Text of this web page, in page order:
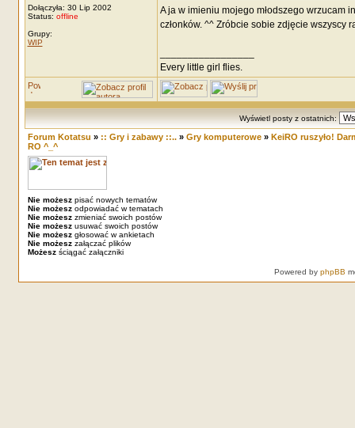
Dołączyła: 30 Lip 2002
Status: offline
Grupy:
WIP
A ja w imieniu mojego młodszego wrzucam
członków. ^^ Zróbcie sobie zdjęcie wszyscy
Every little girl flies.
Wyświetl posty z ostatnich:
Forum Kotatsu » :: Gry i zabawy ::..» Gry komputerowe» KeiRO ruszyło!
RO ^_^
Nie możeszpisać nowych tematów
Nie możeszodpowiadać w tematach
Nie możeszzmieniać swoich postów
Nie możeszusuwać swoich postów
Nie możeszgłosować w ankietach
Nie możeszzałączać plików
Możeszściągać załączniki
Powered by phpBB